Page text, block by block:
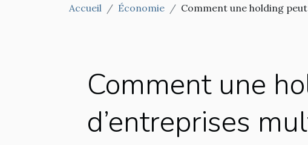
Accueil Économie Comment une holding
Comment une
d’entreprises